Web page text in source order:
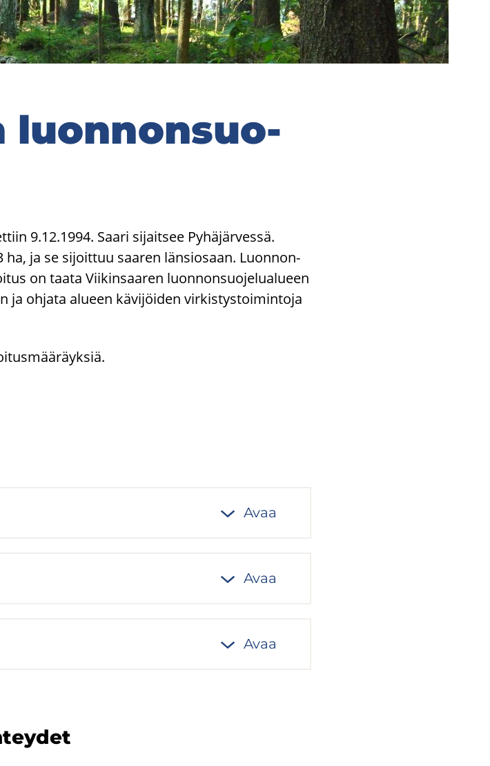
luon­non­suo­
9.12.1994. Saari si­jait­see Py­hä­jär­ves­sä.
ja se si­joit­tuu saa­ren län­sio­saan. Luon­non­
on taata Vii­kin­saa­ren luon­non­suo­je­lua­lu­een
ja oh­ja­ta alu­een kä­vi­jöi­den vir­kis­tys­toi­min­to­ja
Avaa
Avaa
Avaa